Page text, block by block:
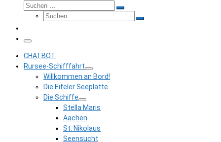
Suche
Suchen …
Suche
Suchen …
Menü
CHATBOT
Rursee-Schifffahrt
Willkommen an Bord!
Die Eifeler Seeplatte
Die Schiffe
Stella Maris
Aachen
St. Nikolaus
Seensucht